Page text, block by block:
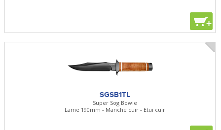
+
SGSB1TL
Super Sog Bowie
Lame 190mm - Manche cuir - Etui cuir